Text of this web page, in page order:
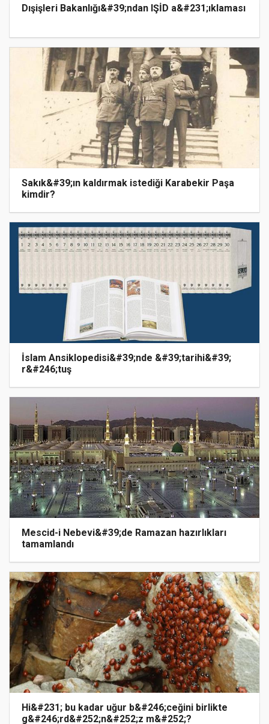
Dışişleri Bakanlığı&#39;ndan IŞİD a&#231;ıklaması
Sakık&#39;ın kaldırmak istediği Karabekir Paşa
kimdir?
İslam Ansiklopedisi&#39;nde &#39;tarihi&#39;
r&#246;tuş
Mescid-i Nebevi&#39;de Ramazan hazırlıkları
tamamlandı
Hi&#231; bu kadar uğur b&#246;ceğini birlikte
g&#246;rd&#252;n&#252;z m&#252;?